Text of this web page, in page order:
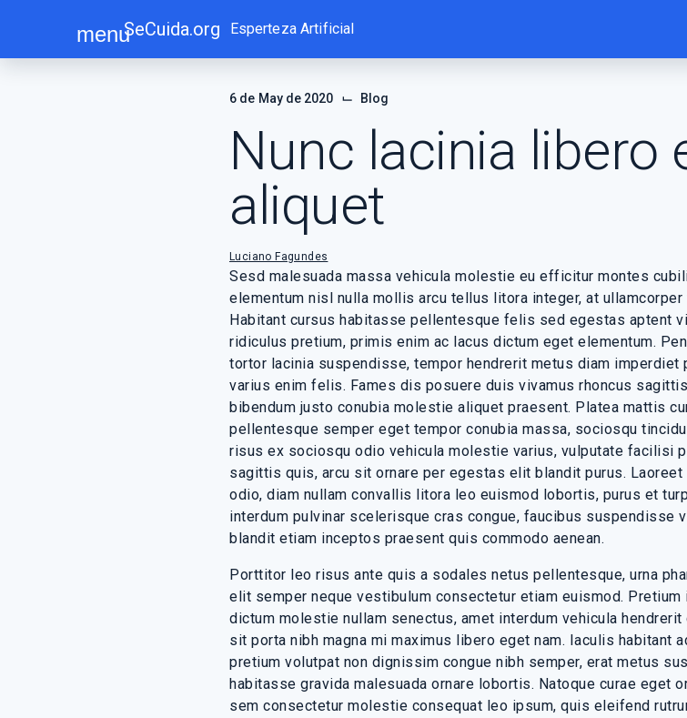
menuSeCuida.org Esperteza Artificial
6 de May de 2020 ⌙ Blog
Nunc lacinia libero
aliquet
Luciano Fagundes
Sesd malesuada massa vehicula molestie eu efficitur montes
elementum nisl nulla mollis arcu tellus litora integer, at
Habitant cursus habitasse pellentesque felis sed egestas aptent
ridiculus pretium, primis enim ac lacus dictum eget elementum.
tortor lacinia suspendisse, tempor hendrerit metus diam imperdiet
varius enim felis. Fames dis posuere duis vivamus rhoncus
bibendum justo conubia molestie aliquet praesent. Platea mattis
pellentesque semper eget tempor conubia massa, sociosqu
risus ex sociosqu odio vehicula molestie varius, vulputate facilisi
sagittis quis, arcu sit ornare per egestas elit blandit purus.
odio, diam nullam convallis litora leo euismod lobortis, purus et
interdum pulvinar scelerisque cras congue, faucibus suspendisse
blandit etiam inceptos praesent quis commodo aenean.
Porttitor leo risus ante quis a sodales netus pellentesque, urna
elit semper neque vestibulum consectetur etiam euismod.
dictum molestie nullam senectus, amet interdum vehicula
sit porta nibh magna mi maximus libero eget nam. Iaculis
pretium volutpat non dignissim congue nibh semper, erat metus
habitasse gravida malesuada ornare lobortis. Natoque curae eget
sem consectetur molestie consequat leo ipsum, quis eleifend